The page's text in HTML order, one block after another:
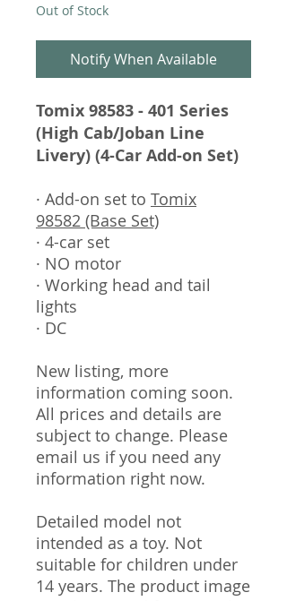
Out of Stock
Notify When Available
Tomix 98583 - 401 Series
(High Cab/Joban Line
Livery) (4-Car Add-on Set)
· Add-on set to Tomix
98582 (Base Set)
· 4-car set
· NO motor
· Working head and tail
lights
· DC
New listing, more
information coming soon.
All prices and details are
subject to change. Please
email us if you need any
information right now.
Detailed model not
intended as a toy. Not
suitable for children under
14 years. The product image